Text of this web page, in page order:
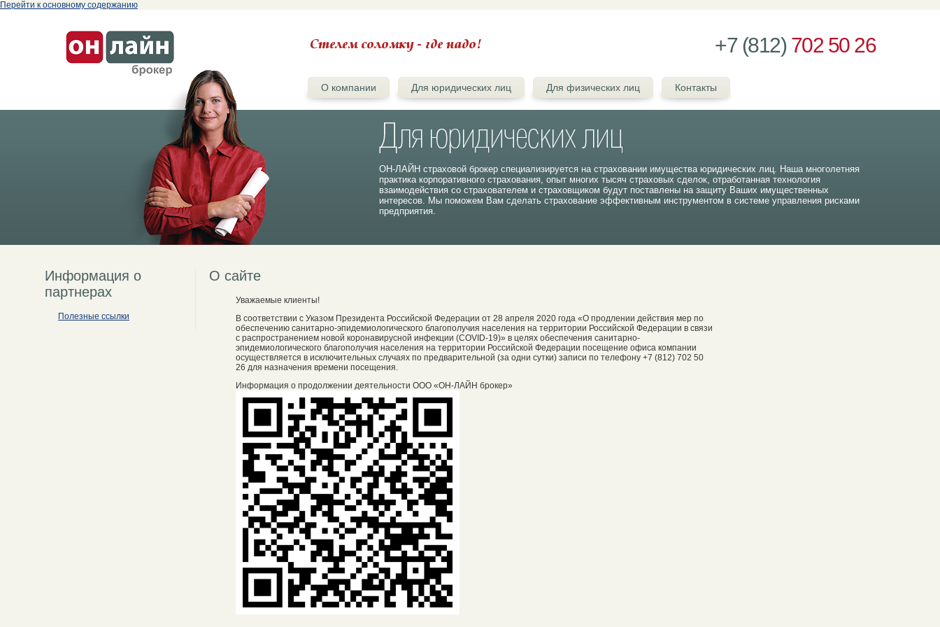
Перейти к основному содержанию
+7 (812) 702 50 26
О компании Для юридических лиц Для физических лиц Контакты
ОН-ЛАЙН страховой брокер специализируется на страховании имущества юридических лиц. Наша многолетняя
практика корпоративного страхования, опыт многих тысяч страховых сделок, отработанная технология
взаимодействия со страхователем и страховщиком будут поставлены на защиту Ваших имущественных
интересов. Мы поможем Вам сделать страхование эффективным инструментом в системе управления рисками
предприятия.
Информация о
партнерах
Полезные ссылки
О сайте
Уважаемые клиенты!
В соответствии с Указом Президента Российской Федерации от 28 апреля 2020 года «О продлении действия мер по
обеспечению санитарно-эпидемиологического благополучия населения на территории Российской Федерации в связи
с распространением новой коронавирусной инфекции (COVID-19)» в целях обеспечения санитарно-
эпидемиологического благополучия населения на территории Российской Федерации посещение офиса компании
осуществляется в исключительных случаях по предварительной (за одни сутки) записи по телефону +7 (812) 702 50
26 для назначения времени посещения.
Информация о продолжении деятельности ООО «ОН-ЛАЙН брокер»